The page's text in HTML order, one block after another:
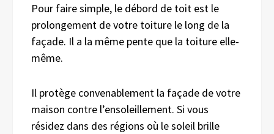
Pour faire simple, le débord de toit est le
prolongement de votre toiture le long de la
façade. Il a la même pente que la toiture elle-
même.
Il protège convenablement la façade de votre
maison contre l’ensoleillement. Si vous
résidez dans des régions où le soleil brille